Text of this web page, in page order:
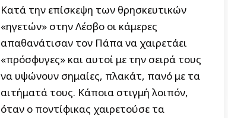
Κατά την επίσκεψη των θρησκευτικών
«ηγετών» στην Λέσβο οι κάμερες
απαθανάτισαν τον Πάπα να χαιρετάει
«πρόσφυγες» και αυτοί με την σειρά τους
να υψώνουν σημαίες, πλακάτ, πανό με τα
αιτήματά τους. Κάποια στιγμή λοιπόν,
όταν ο ποντίφικας χαιρετούσε τα